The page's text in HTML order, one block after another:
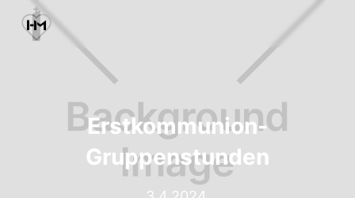
Erstkommunion-
Gruppenstunden